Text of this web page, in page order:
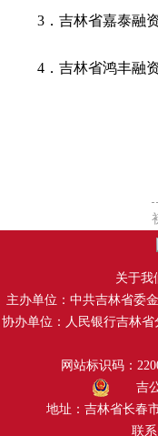
3．吉林省嘉泰融
4．吉林省鸿丰融
关于我
主办单位：中共吉林省委
协办单位：人民银行吉林省
网站标识码：
吉
地址：吉林省长春
联